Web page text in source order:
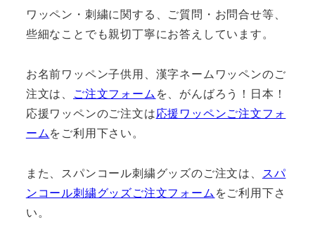
ワッペン・刺繍に関する、ご質問・お問合せ等、
些細なことでも親切丁寧にお答えしています。
お名前ワッペン子供用、漢字ネームワッペンのご
注文は、 ご注文フォームを、がんばろう！日本！
応援ワッペンのご注文は応援ワッペンご注文フォ
ームをご利用下さい。
また、スパンコール刺繍グッズのご注文は、 スパ
ンコール刺繍グッズご注文フォームをご利用下さ
い。